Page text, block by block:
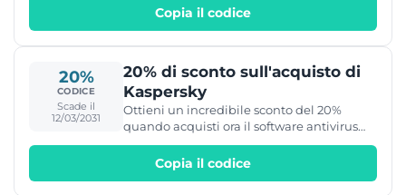
Copia il codice
20%
CODICE
Scade il
12/03/2031
20% di sconto sull'acquisto di
Kaspersky
Ottieni un incredibile sconto del 20%
quando acquisti ora il software antivirus
Kaspersky
Copia il codice